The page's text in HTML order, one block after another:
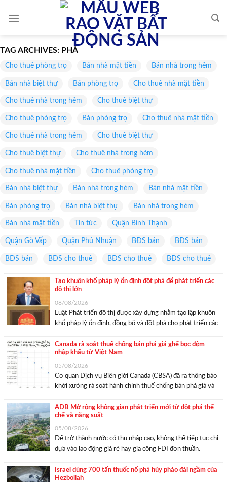
TAG ARCHIVES: PHÁ
Cho thuê phòng trọ Bán nhà mặt tiền Bán nhà trong hẻm
Bán nhà biệt thự Bán phòng trọ Cho thuê nhà mặt tiền
Cho thuê nhà trong hẻm Cho thuê biệt thự
Cho thuê phòng trọ Bán phòng trọ Cho thuê nhà mặt tiền
Cho thuê nhà trong hẻm Cho thuê biệt thự
Cho thuê biệt thự Cho thuê nhà trong hẻm
Cho thuê nhà mặt tiền Cho thuê phòng trọ
Bán nhà biệt thự Bán nhà trong hẻm Bán nhà mặt tiền
Bán phòng trọ Bán nhà biệt thự Bán nhà trong hẻm
Bán nhà mặt tiền Tin tức Quận Bình Thạnh
Quận Gò Vấp Quận Phú Nhuận BĐS bán BĐS bán
BĐS bán BĐS cho thuê BĐS cho thuê BĐS cho thuê
Tạo khuôn khổ pháp lý ổn định đột phá để phát triển các
đô thị lớn
08/08/2026
Luật Phát triển đô thị được xây dựng nhằm tạo lập khuôn
khổ pháp lý ổn định, đồng bộ và đột phá cho phát triển các
đặc biệt. Sáng ngày 7/8, ...
Canada rà soát thuế chống bán phá giá ghế bọc đệm
nhập khẩu từ Việt Nam
05/08/2026
Cơ quan Dịch vụ Biên giới Canada (CBSA) đã ra thông báo
khởi xướng rà soát hành chính thuế chống bán phá giá và
xuất xứ hoặc nhập khẩu từ Trung Quốc và ...
ADB Mở rộng không gian phát triển mới từ đột phá thể
chế và năng suất
05/08/2026
Để trở thành nước có thu nhập cao, không thể tiếp tục chỉ
dựa vào lao động giá rẻ hay gia công FDI đơn thuần.
bốn ưu tiên lớn để hiện thực hóa ...
Israel dùng 700 tấn thuốc nổ phá hủy pháo đài ngầm của
Hezbollah